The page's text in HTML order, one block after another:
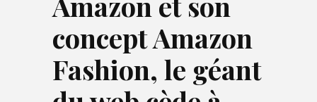
concept Amazon
Fashion, le géant